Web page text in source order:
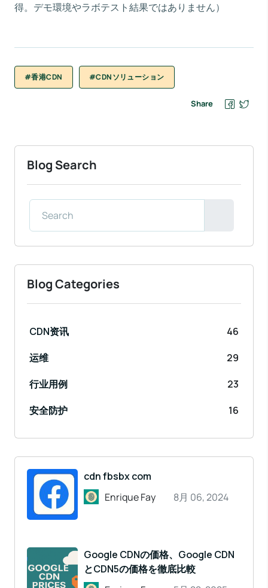
得。デモ環境やラボテスト結果ではありません）
#香港CDN #CDNソリューション
Share
Blog Search
Blog Categories
CDN资讯
46
运维
29
行业用例
23
安全防护
16
cdn fbsbx com
Enrique Fay
8月 06, 2024
Google CDNの価格、Google CDN
とCDN5の価格を徹底比較